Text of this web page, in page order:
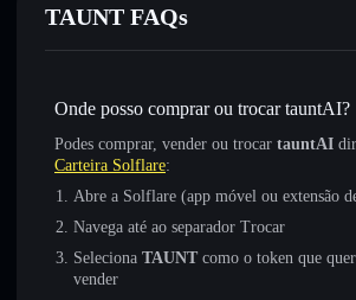
TAUNT FAQs
Onde posso comprar ou trocar tauntAI?
Podes comprar, vender ou trocar tauntAI
Carteira Solflare:
Abre a Solflare (app móvel ou extensão
Navega até ao separador Trocar
Seleciona TAUNT como o token que
vender